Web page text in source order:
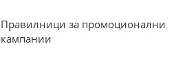
Правилници за промоционални
кампании